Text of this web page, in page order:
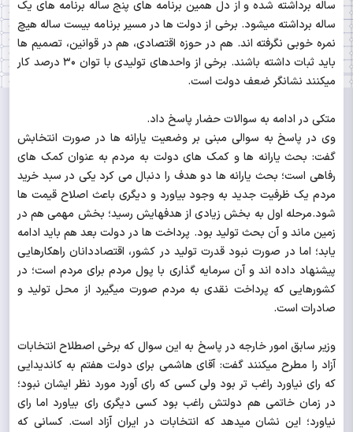
ساله برداشته شده و از دل همین برنامه های پنج ساله برنامه های یک
ساله برداشته میشود. برخی از دولت ها در مسیر برنامه بیست ساله هیچ
نمره خوبی نگرفته اند. هم در حوزه اقتصادی، هم در قوانین، تصمیم ها
باید ثبات داشته باشند. برخی از واحدهای تولیدی با توان ۳۰ درصد کار
میکنند نشانگر ضعف دولت است.
متکی در ادامه به سوالات حضار پاسخ داد.
وی در پاسخ به سوالی مبنی بر وضعیت یارانه ها در صورت انتخابش
گفت: بحث یارانه ها و کمک های دولت به مردم به عنوان کمک های
رفاهی است؛ بحث یارانه ها دو هدف را دنبال می کرد یکی در سبد خرید
مردم یک ظرفیت جدید به وجود بیاورد و دیگری باعث اصلاح قیمت ها
شود.مرحله اول به بخش زیادی از هدفهایش رسید؛ بخش مهمی هم در
زمین ماند و آن بحث تولید بود. پرداخت ها در دولت بعد هم باید ادامه
یابد؛ اما در صورت نبود قدرت تولید در کشور، اقتصاددانان راهکارهایی
پیشنهاد داده اند و آن سرمایه گذاری با پول مردم برای مردم است؛ در
کشورهایی که پرداخت نقدی به مردم صورت میگیرد از محل تولید و
صادرات است.
وزیر سابق امور خارجه در پاسخ به این سوال که برخی اصطلاح انتخابات
آزاد را مطرح میکنند گفت: آقای هاشمی برای دولت هفتم به کاندیدایی
که رای نیاورد راغب تر بود ولی کسی که رای آورد مورد نظر ایشان نبود؛
در زمان خاتمی هم دولتش راغب بود کسی دیگری رای بیاورد اما رای
نیاورد؛ این نشان میدهد که انتخابات در ایران آزاد است. کسانی که